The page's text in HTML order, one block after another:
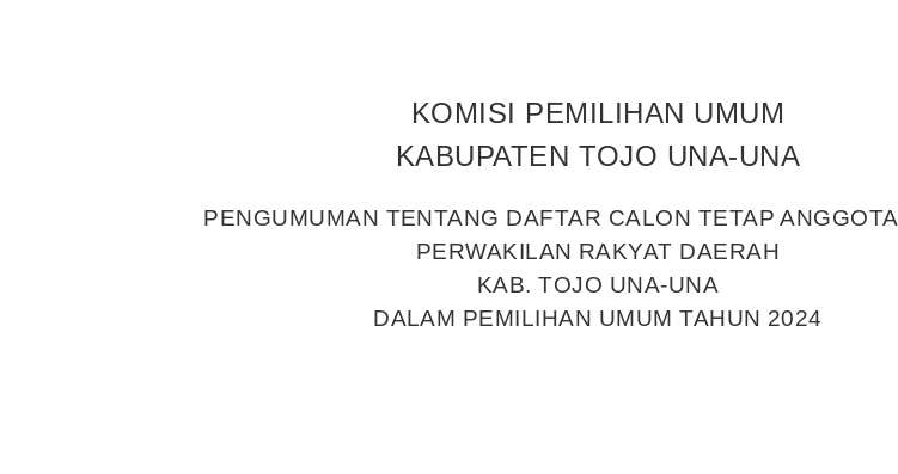
KOMISI PEMILIHAN UMUM
KABUPATEN TOJO UNA-UNA
PENGUMUMAN TENTANG DAFTAR CALON TETAP
PERWAKILAN RAKYAT DAERAH
KAB. TOJO UNA-UNA
DALAM PEMILIHAN UMUM TAHUN 2024